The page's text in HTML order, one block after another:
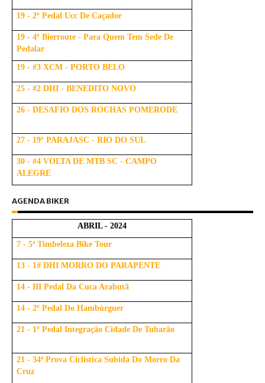
19 - 2º Pedal Ucc De Caçador
19 - 4º Bierroute - Para Quem Tem Sede De
Pedalar
19 - #3 XCM - PORTO BELO
25 - #2 DHI - BENEDITO NOVO
26 - DESAFIO DOS ROCHAS POMERODE
27 - 19º PARAJASC - RIO DO SUL
30 - #4 VOLTA DE MTB SC - CAMPO
ALEGRE
AGENDA BIKER
ABRIL - 2024
7 - 5ª Timbeleza Bike Tour
13 - 1# DHI MORRO DO PARAPENTE
14 - III Pedal Da Cuca Arabutã
14 - 2º Pedal Do Hambúrguer
21 - 1º Pedal Integração Cidade De Tubarão
21 - 34ª Prova Ciclistica Subida Do Morro Da
Cruz